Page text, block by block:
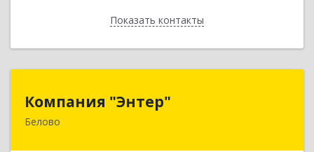
Показать контакты
Назад
Компания "Энтер"
Белово
652600, Кемеровская обл, Белово г, Почтовый